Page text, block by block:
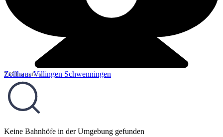
Zollhaus Villingen Schwenningen
7,65 km entfernt
Keine Bahnhöfe in der Umgebung gefunden